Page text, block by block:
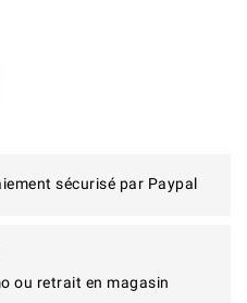
sécurisé par Paypal
ou retrait en magasin